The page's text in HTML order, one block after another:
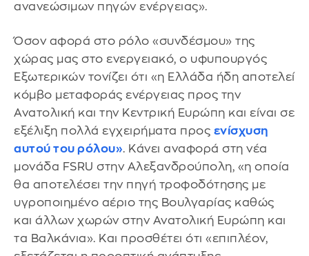
ανανεώσιμων πηγών ενέργειας».
Όσον αφορά στο ρόλο «συνδέσμου» της
χώρας μας στο ενεργειακό, ο υφυπουργός
Εξωτερικών τονίζει ότι «η Ελλάδα ήδη αποτελεί
κόμβο μεταφοράς ενέργειας προς την
Ανατολική και την Κεντρική Ευρώπη και είναι σε
εξέλιξη πολλά εγχειρήματα προς ενίσχυση
αυτού του ρόλου». Κάνει αναφορά στη νέα
μονάδα FSRU στην Αλεξανδρούπολη, «η οποία
θα αποτελέσει την πηγή τροφοδότησης με
υγροποιημένο αέριο της Βουλγαρίας καθώς
και άλλων χωρών στην Ανατολική Ευρώπη και
τα Βαλκάνια». Και προσθέτει ότι «επιπλέον,